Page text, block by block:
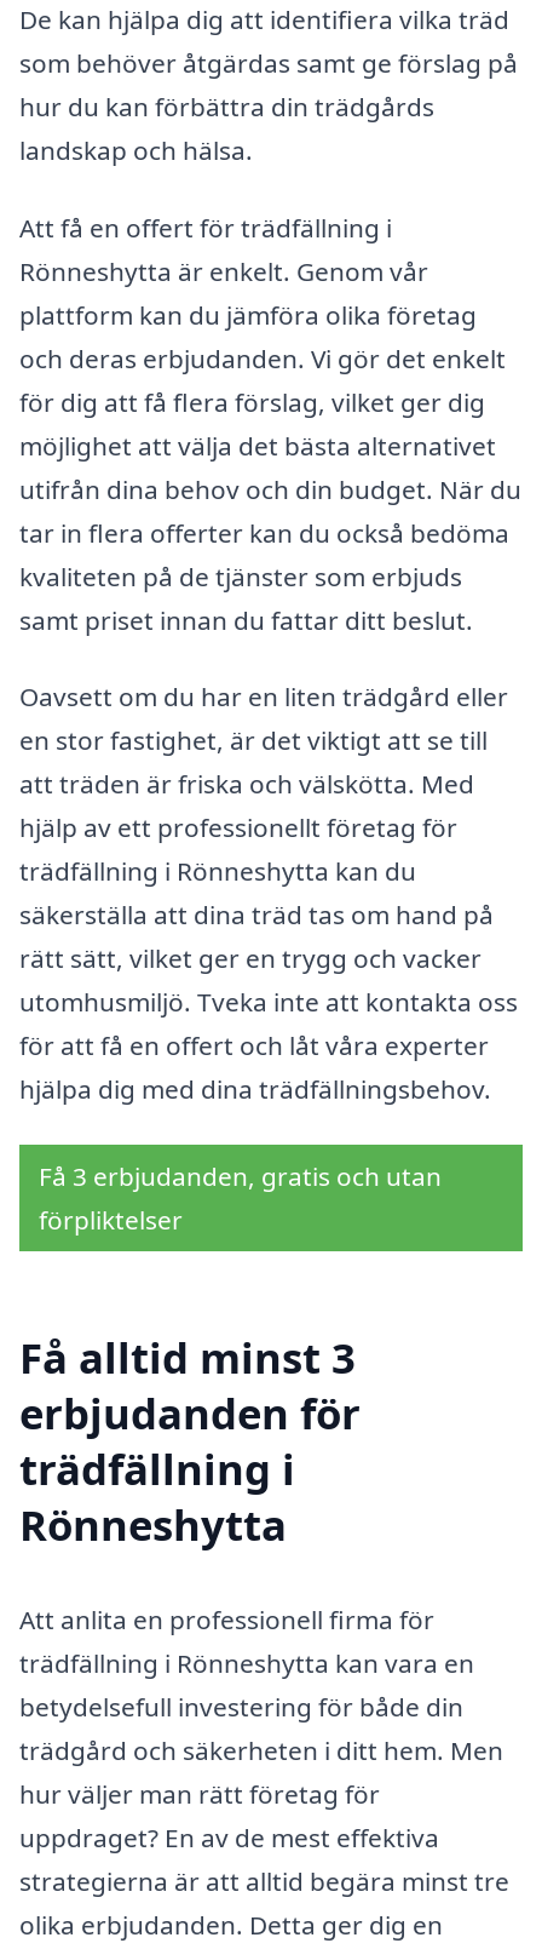
De kan hjälpa dig att identifiera vilka träd
som behöver åtgärdas samt ge förslag på
hur du kan förbättra din trädgårds
landskap och hälsa.
Att få en offert för trädfällning i
Rönneshytta är enkelt. Genom vår
plattform kan du jämföra olika företag
och deras erbjudanden. Vi gör det enkelt
för dig att få flera förslag, vilket ger dig
möjlighet att välja det bästa alternativet
utifrån dina behov och din budget. När du
tar in flera offerter kan du också bedöma
kvaliteten på de tjänster som erbjuds
samt priset innan du fattar ditt beslut.
Oavsett om du har en liten trädgård eller
en stor fastighet, är det viktigt att se till
att träden är friska och välskötta. Med
hjälp av ett professionellt företag för
trädfällning i Rönneshytta kan du
säkerställa att dina träd tas om hand på
rätt sätt, vilket ger en trygg och vacker
utomhusmiljö. Tveka inte att kontakta oss
för att få en offert och låt våra experter
hjälpa dig med dina trädfällningsbehov.
Få 3 erbjudanden, gratis och utan
förpliktelser
Få alltid minst 3
erbjudanden för
trädfällning i
Rönneshytta
Att anlita en professionell firma för
trädfällning i Rönneshytta kan vara en
betydelsefull investering för både din
trädgård och säkerheten i ditt hem. Men
hur väljer man rätt företag för
uppdraget? En av de mest effektiva
strategierna är att alltid begära minst tre
olika erbjudanden. Detta ger dig en